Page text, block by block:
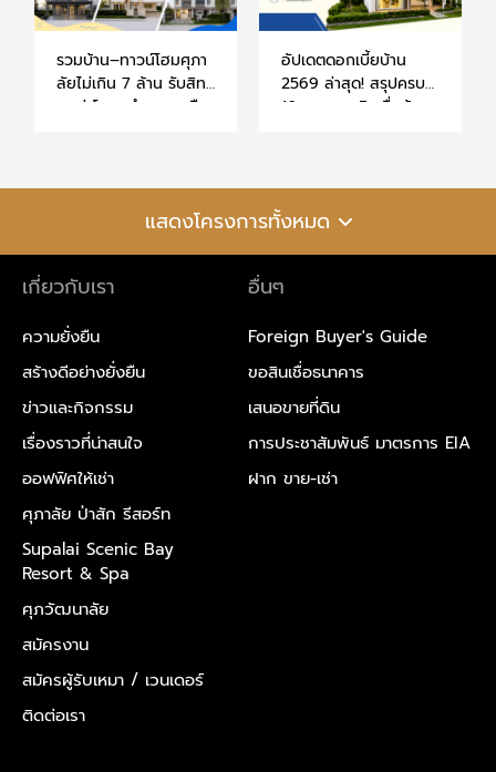
รวมบ้าน–ทาวน์โฮมศุภา
ลัยไม่เกิน 7 ล้าน รับสิทธิ์
ลดค่าโอน–จำนองเหลือ
อัปเดตดอกเบี้ยบ้าน
2569 ล่าสุด! สรุปครบ
10 ธนาคาร สินเชื่อบ้าน
แสดงโครงการทั้งหมด
เกี่ยวกับเรา
ความยั่งยืน
สร้างดีอย่างยั่งยืน
ข่าวและกิจกรรม
เรื่องราวที่น่าสนใจ
ออฟฟิศให้เช่า
ศุภาลัย ป่าสัก รีสอร์ท
Supalai Scenic Bay
Resort & Spa
ศุภวัฒนาลัย
สมัครงาน
สมัครผู้รับเหมา / เวนเดอร์
ติดต่อเรา
อื่นๆ
Foreign Buyer's Guide
ขอสินเชื่อธนาคาร
เสนอขายที่ดิน
การประชาสัมพันธ์ มาตรการ EIA
ฝาก ขาย-เช่า